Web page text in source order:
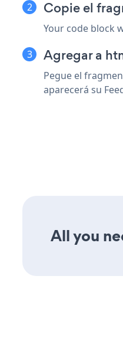
Copie el
Your code block
Agregar a
Pegue el
aparecerá su
All you